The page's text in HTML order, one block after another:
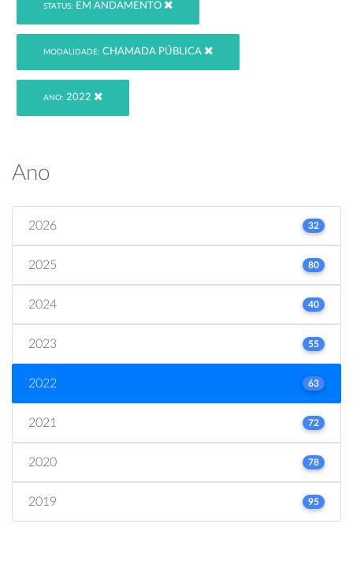
STATUS: EM ANDAMENTO
MODALIDADE: CHAMADA PÚBLICA
ANO: 2022
Ano
2026 32
2025 80
2024 40
2023 55
2022 63
2021 72
2020 78
2019 95